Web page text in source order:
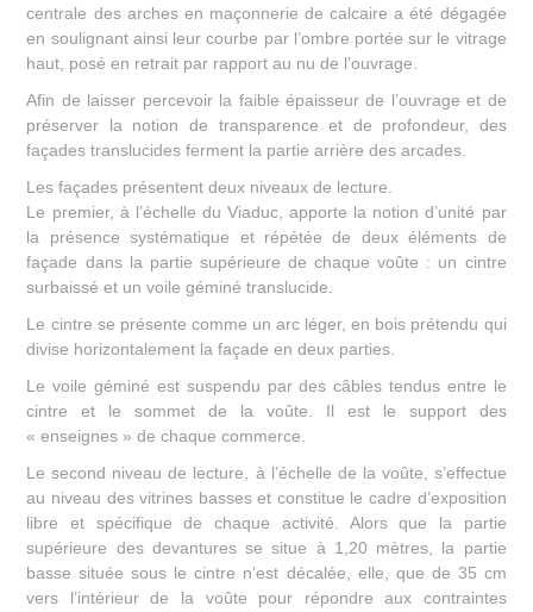
centrale des arches en maçonnerie de calcaire a été dégagée
en soulignant ainsi leur courbe par l’ombre portée sur le vitrage
haut, posé en retrait par rapport au nu de l’ouvrage.
Afin de laisser percevoir la faible épaisseur de l’ouvrage et de
préserver la notion de transparence et de profondeur, des
façades translucides ferment la partie arrière des arcades.
Les façades présentent deux niveaux de lecture.
Le premier, à l’échelle du Viaduc, apporte la notion d’unité par
la présence systématique et répétée de deux éléments de
façade dans la partie supérieure de chaque voûte : un cintre
surbaissé et un voile géminé translucide.
Le cintre se présente comme un arc léger, en bois prétendu qui
divise horizontalement la façade en deux parties.
Le voile géminé est suspendu par des câbles tendus entre le
cintre et le sommet de la voûte. Il est le support des
« enseignes » de chaque commerce.
Le second niveau de lecture, à l’échelle de la voûte, s’effectue
au niveau des vitrines basses et constitue le cadre d’exposition
libre et spécifique de chaque activité. Alors que la partie
supérieure des devantures se situe à 1,20 mètres, la partie
basse située sous le cintre n’est décalée, elle, que de 35 cm
vers l’intérieur de la voûte pour répondre aux contraintes